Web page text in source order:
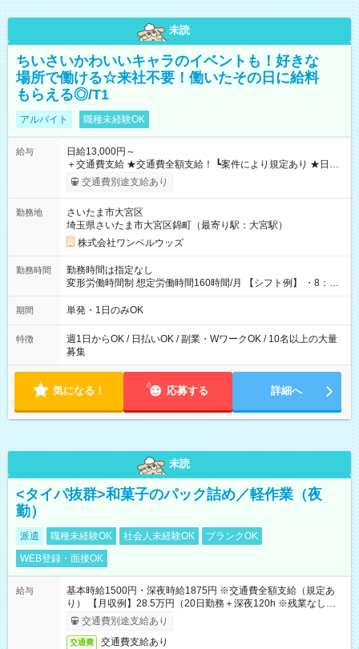
未読
ちいさいかわいいキャラのイベントも！好きな
場所で働ける☆来社不要！働いたその日に給料
もらえる◎/T1
アルバイト 職種未経験OK
給与
日給13,000円～
＋交通費支給 ★交通費全額支給！ ┗案件により規定あり ★日払
いOK！（規定あり） ┗働いたその日に現金GET♪ お仕事後はコ
ンビニATMから 日払い分を引き落とせます！ 【試用期間】試
交通費別途支給あり
勤務地
さいたま市大宮区
埼玉県さいたま市大宮区錦町（最寄り駅：大宮駅）
株式会社ワンベルウッズ
勤務時間
勤務時間は指定なし
変形労働時間制 想定労働時間160時間/月 【シフト例】 ・8：00
～21：00
期間 単発・1日のみOK
特徴
週1日からOK / 日払いOK / 副業・WワークOK / 10名以上の大量
募集
気になる！ 応募する 詳細へ
未読
<タイパ抜群>和菓子のパック詰め／軽作業（夜
勤）
派遣 職種未経験OK 社会人未経験OK
ブランクOK
WEB登録・面接OK
給与
基本時給1500円・深夜時給1875円 ※交通費全額支給（規定あ
り） 【月収例】28.5万円（20日勤務＋深夜120h ※残業なしの場
合）交通費別途支給あり
交通費 交通費支給あり